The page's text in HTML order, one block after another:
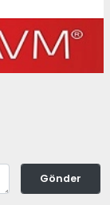
Gönder